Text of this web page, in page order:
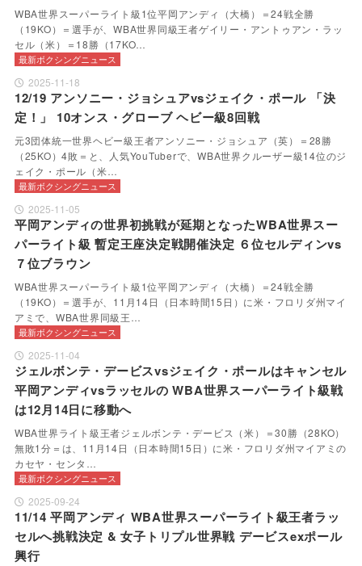
WBA世界スーパーライト級1位平岡アンディ（大橋）＝24戦全勝
（19KO）＝選手が、WBA世界同級王者ゲイリー・アントゥアン・ラッ
セル（米）＝18勝（17KO…
最新ボクシングニュース
2025-11-18
12/19 アンソニー・ジョシュアvsジェイク・ポール 「決
定！」 10オンス・グローブ ヘビー級8回戦
元3団体統一世界ヘビー級王者アンソニー・ジョシュア（英）＝28勝
（25KO）4敗＝と、人気YouTuberで、WBA世界クルーザー級14位のジ
ェイク・ポール（米…
最新ボクシングニュース
2025-11-05
平岡アンディの世界初挑戦が延期となったWBA世界スー
パーライト級 暫定王座決定戦開催決定 ６位セルディンvs
７位ブラウン
WBA世界スーパーライト級1位平岡アンディ（大橋）＝24戦全勝
（19KO）＝選手が、11月14日（日本時間15日）に米・フロリダ州マイ
アミで、WBA世界同級王…
最新ボクシングニュース
2025-11-04
ジェルボンテ・デービスvsジェイク・ポールはキャンセル
平岡アンディvsラッセルの WBA世界スーパーライト級戦
は12月14日に移動へ
WBA世界ライト級王者ジェルボンテ・デービス（米）＝30勝（28KO）
無敗1分＝は、11月14日（日本時間15日）に米・フロリダ州マイアミの
カセヤ・センタ…
最新ボクシングニュース
2025-09-24
11/14 平岡アンディ WBA世界スーパーライト級王者ラッ
セルへ挑戦決定 & 女子トリプル世界戦 デービスexポール
興行